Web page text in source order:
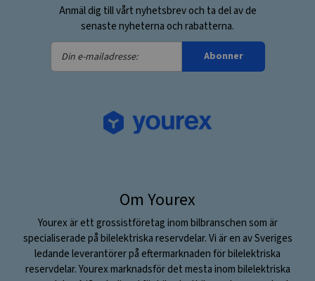
Anmäl dig till vårt nyhetsbrev och ta del av de
senaste nyheterna och rabatterna.
Din
e-
Abonner
Om Yourex
Yourex är ett grossistföretag inom bilbranschen som är
specialiserade på bilelektriska reservdelar. Vi är en av Sveriges
ledande leverantörer på eftermarknaden för bilelektriska
reservdelar. Yourex marknadsför det mesta inom bilelektriska